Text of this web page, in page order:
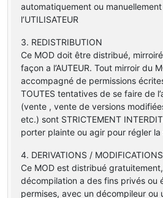
automatiquement ou
l’UTILISATEUR
3. REDISTRIBUTION
Ce MOD doit être distribué,
façon a l’AUTEUR. Tout mirroir du
accompagné de permissions écrites
TOUTES tentatives de se faire de
(vente , vente de versions
etc.) sont STRICTEMENT
porter plainte ou agir pour régler la
4. DERIVATIONS / MODIFICATIONS
Ce MOD est distribué
décompilation a des fins privés ou
permises, avec un décompileur ou